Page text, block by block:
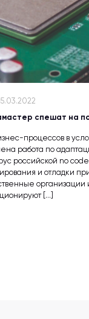
спешат на
процессов в
работа по
российской no
и отладки
организации
[…]